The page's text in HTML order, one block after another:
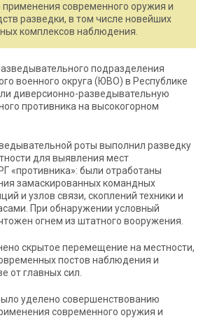
применения современного оружия и
разведки, в том числе новейших
комплексов наблюдения.
подразделения
военного округа (ЮВО) в Республике
диверсионно-разведывательную
противника на высокогорном
роты выполнил разведку
для выявления мест
«противника»: были отработаны
замаскированных командных
и узлов связи, скоплений техники и
При обнаружении условный
огнем из штатного вооружения.
скрытое перемещение на местности,
постов наблюдения и
от главных сил.
уделено совершенствованию
современного оружия и